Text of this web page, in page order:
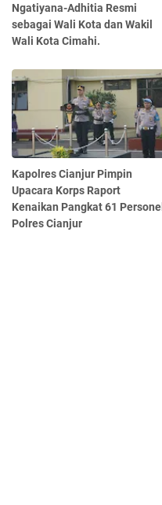
Ngatiyana-Adhitia Resmi
sebagai Wali Kota dan Wakil
Wali Kota Cimahi.
Kapolres Cianjur Pimpin
Upacara Korps Raport
Kenaikan Pangkat 61 Personel
Polres Cianjur